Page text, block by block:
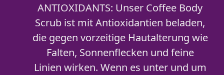
ANTIOXIDANTS: Unser Coffee Body
Scrub ist mit Antioxidantien beladen,
die gegen vorzeitige Hautalterung wie
Falten, Sonnenflecken und feine
Linien wirken. Wenn es unter und um